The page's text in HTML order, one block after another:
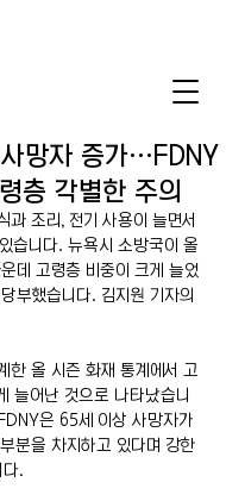
망자 증가…FDNY
층 각별한 주의
과 조리, 전기 사용이 늘면서
습니다. 뉴욕시 소방국이 올
데 고령층 비중이 크게 늘었
부했습니다. 김지원 기자의
한 올 시즌 화재 통계에서 고
늘어난 것으로 나타났습니
은 65세 이상 사망자가
분을 차지하고 있다며 강한
다.